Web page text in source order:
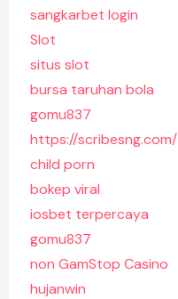
sangkarbet login
Slot
situs slot
bursa taruhan bola
gomu837
https://scribesng.com/
child porn
bokep viral
iosbet terpercaya
gomu837
non GamStop Casino
hujanwin